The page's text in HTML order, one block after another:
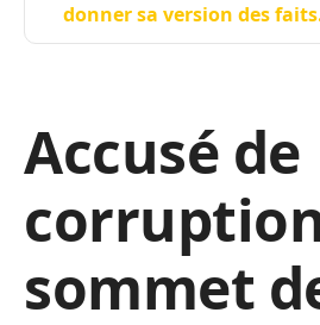
donner sa version des
Accusé de
sommet